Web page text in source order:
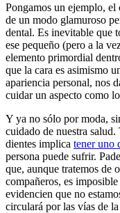
Pongamos un ejemplo, el
de un modo glamuroso
dental. Es inevitable que
ese pequeño (pero a la
elemento primordial
que la cara es asimismo
apariencia personal, nos
cuidar un aspecto como
Y ya no sólo por moda,
cuidado de nuestra
dientes implica tener uno
persona puede sufrir.
que, aunque tratemos de
compañeros, es
evidencien que no
circulará por las vías de